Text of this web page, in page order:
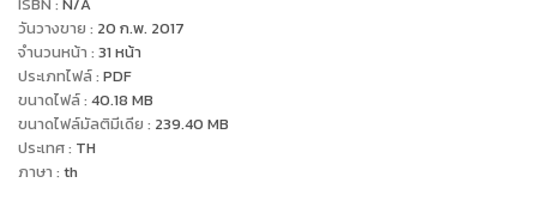
วันวางขาย : 20 ก.พ. 2017
จำนวนหน้า : 31 หน้า
ประเภทไฟล์: PDF
ขนาดไฟล์: 40.18 MB
ขนาดไฟล์มัลติมีเดีย : 239.40 MB
ประเทศ: TH
ภาษา : th